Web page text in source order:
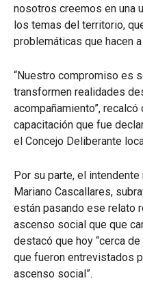
nosotros creemos en una
los temas del territorio,
problemáticas que hacen
“Nuestro compromiso es
transformen realidades
acompañamiento”,
capacitación que fue
el Concejo Deliberante
Por su parte, el
Mariano Cascallares,
están pasando ese relato
ascenso social que que
destacó que hoy “cerca
que fueron entrevistados
ascenso social”.